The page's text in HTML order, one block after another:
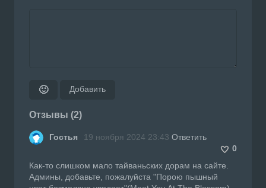
🙂 Добавить
Отзывы (2)
Гостья 19 ноября 2024 23:43 Ответить
0
Как-то слишком мало тайваньских дорам на сайте.
Админы, добавьте, пожалуйста "Порою пышный